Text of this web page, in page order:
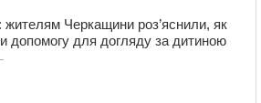
жителям Черкащини роз’яснили, як
допомогу для догляду за дитиною